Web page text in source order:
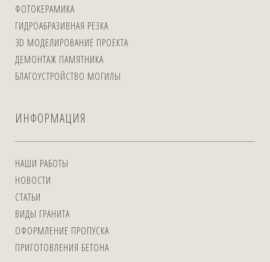
ФОТОКЕРАМИКА
ГИДРОАБРАЗИВНАЯ РЕЗКА
3D МОДЕЛИРОВАНИЕ ПРОЕКТА
ДЕМОНТАЖ ПАМЯТНИКА
БЛАГОУСТРОЙСТВО МОГИЛЫ
ИНФОРМАЦИЯ
НАШИ РАБОТЫ
НОВОСТИ
СТАТЬИ
ВИДЫ ГРАНИТА
ОФОРМЛЕНИЕ ПРОПУСКА
ПРИГОТОВЛЕНИЯ БЕТОНА